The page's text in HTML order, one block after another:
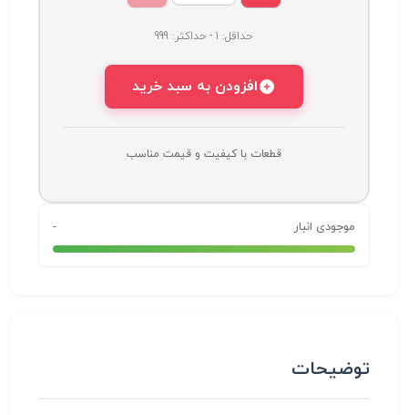
حداقل: 1 - حداکثر: 999
افزودن به سبد خرید
قطعات با کیفیت و قیمت مناسب
موجودی انبار -
توضیحات